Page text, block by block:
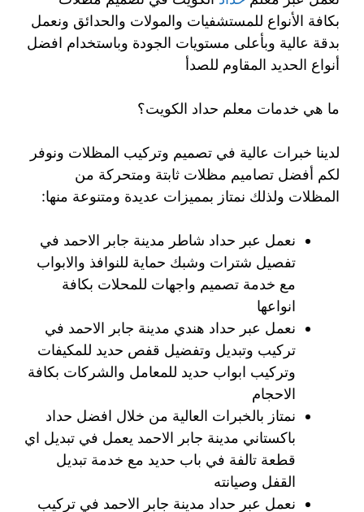
بكافة الأنواع للمستشفيات والمولات والحدائق ونعمل
بدقة عالية وبأعلى مستويات الجودة وباستخدام افضل
أنواع الحديد المقاوم للصدأ
ما هي خدمات معلم حداد الكويت؟
لدينا خبرات عالية في تصميم وتركيب المظلات ونوفر
لكم أفضل تصاميم مظلات ثابتة ومتحركة من
المظلات ولذلك نمتاز بمميزات عديدة ومتنوعة منها:
نعمل عبر حداد شاطر مدينة جابر الاحمد في
تفصيل شترات وشبك حماية للنوافذ والابواب
مع خدمة تصميم واجهات للمحلات بكافة
انواعها
نعمل عبر حداد هندي مدينة جابر الاحمد في
تركيب وتبديل وتفضيل قفص حديد للمكيفات
وتركيب ابواب حديد للمعامل والشركات بكافة
الاحجام
نمتاز بالخبرات العالية من خلال افضل حداد
باكستاني مدينة جابر الاحمد يعمل في تبديل اي
قطعة تالفة في باب حديد مع خدمة تبديل
القفل وصيانته
نعمل عبر حداد مدينة جابر الاحمد في تركيب